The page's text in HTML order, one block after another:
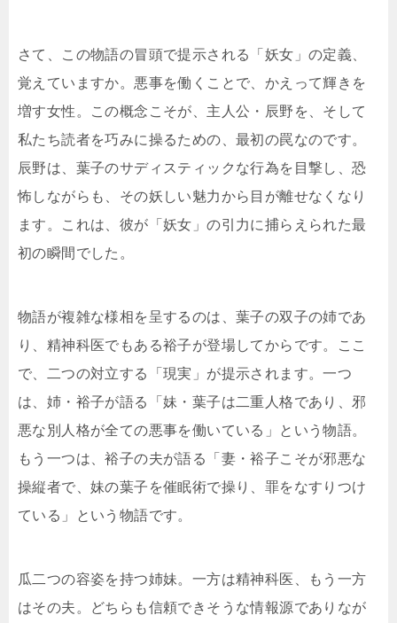
さて、この物語の冒頭で提示される「妖女」の定義、
覚えていますか。悪事を働くことで、かえって輝きを
増す女性。この概念こそが、主人公・辰野を、そして
私たち読者を巧みに操るための、最初の罠なのです。
辰野は、葉子のサディスティックな行為を目撃し、恐
怖しながらも、その妖しい魅力から目が離せなくなり
ます。これは、彼が「妖女」の引力に捕らえられた最
初の瞬間でした。
物語が複雑な様相を呈するのは、葉子の双子の姉であ
り、精神科医でもある裕子が登場してからです。ここ
で、二つの対立する「現実」が提示されます。一つ
は、姉・裕子が語る「妹・葉子は二重人格であり、邪
悪な別人格が全ての悪事を働いている」という物語。
もう一つは、裕子の夫が語る「妻・裕子こそが邪悪な
操縦者で、妹の葉子を催眠術で操り、罪をなすりつけ
ている」という物語です。
瓜二つの容姿を持つ姉妹。一方は精神科医、もう一方
はその夫。どちらも信頼できそうな情報源でありなが